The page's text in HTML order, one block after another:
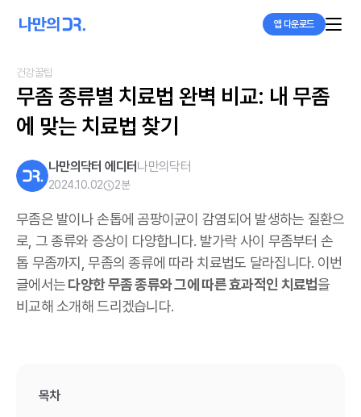
앱 다운로드
건강꿀팁
무좀 종류별 치료법 완벽 비교: 내 무좀
에 맞는 치료법 찾기
나만의닥터 에디터나만의닥터
2024.10.02 2분
무좀은 발이나 손톱에 곰팡이균이 감염되어 발생하는 질환으
로, 그 종류와 증상이 다양합니다. 발가락 사이 무좀부터 손
톱 무좀까지, 무좀의 종류에 따라 치료법도 달라집니다. 이번
글에서는다양한 무좀 종류와 그에 따른 효과적인 치료법을
비교해 소개해 드리겠습니다.
목차